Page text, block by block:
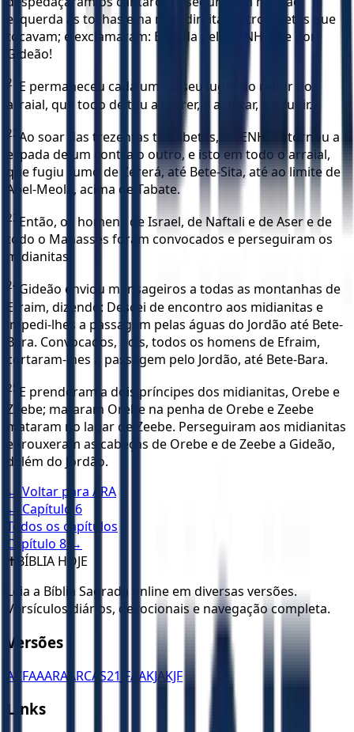
esquerda as tochas e na mão direita, as trombetas que
tocavam; e exclamaram: Espada pelo SENHOR e por
Gideão!
21
E permaneceu cada um no seu lugar ao redor do
arraial, que todo deitou a correr, e a gritar, e a fugir.
22 Ao soar das trezentas trombetas, o SENHOR tornou a
espada de um contra o outro, e isto em todo o arraial,
que fugiu rumo de Zererá, até Bete-Sita, até ao limite de
Abel-Meolá, acima de Tabate.
23 Então, os homens de Israel, de Naftali e de Aser e de
todo o Manassés foram convocados e perseguiram os
midianitas.
24 Gideão enviou mensageiros a todas as montanhas de
Efraim, dizendo: Descei de encontro aos midianitas e
impedi-lhes a passagem pelas águas do Jordão até Bete-
Bara. Convocados, pois, todos os homens de Efraim,
cortaram-lhes a passagem pelo Jordão, até Bete-Bara.
25 E prenderam a dois príncipes dos midianitas, Orebe e
Zeebe; mataram Orebe na penha de Orebe e Zeebe
mataram no lagar de Zeebe. Perseguiram aos midianitas
e trouxeram as cabeças de Orebe e de Zeebe a Gideão,
dalém do Jordão.
← Voltar para ARA
← Capítulo 6
Todos os capítulos
Capítulo 8 →
✝️ BÍBLIA HOJE
Leia a Bíblia Sagrada online em diversas versões.
Versículos diários, devocionais e navegação completa.
Versões
ACFAAARA ARCAS21 JFAAKJAKJF
Links